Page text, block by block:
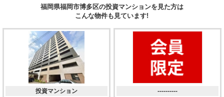
福岡県福岡市博多区の投資マンションを見た方は
こんな物件も見ています!
投資マンション ----------